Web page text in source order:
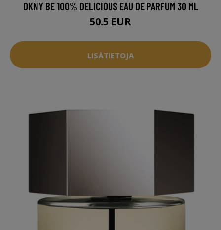
DKNY BE 100% DELICIOUS EAU DE PARFUM 30 ML
50.5 EUR
LISÄTIETOJA